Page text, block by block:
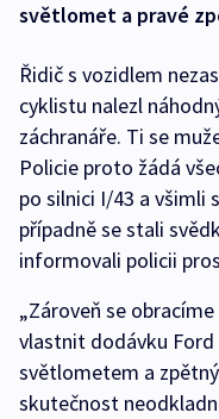
světlomet a pravé
Řidič s vozidlem
cyklistu nalezl
záchranáře. Ti se
Policie proto žádá
po silnici I/43 a všimli
případně se stali
informovali policii
„Zároveň se
vlastnit dodávku
světlometem a
skutečnost